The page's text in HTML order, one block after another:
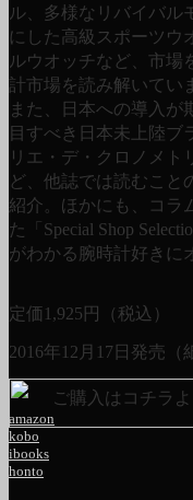
ル、多様なリバイバル
にした高級スポーツウ
ルウオッチなど、市場
計市場を読み解いてい
また、日本への導入が
目すべき日本未上陸ブ
リエ・デ・クロノメ
ど、他誌では読むこと
紹介。ほかにも、コラ
た「Special Shop
がわかる腕時計好きに
定価1,925円（税込）
2016年12月17日発売（
ご購入はコチラ
amazon
kobo
ibooks
honto